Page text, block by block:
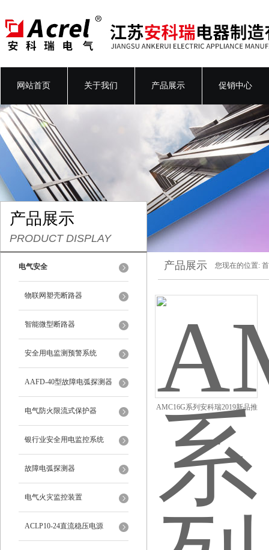
网站首页 关于我们 产品展示 促销中心
产品展示
PRODUCT DISPLAY
电气安全
物联网塑壳断路器
智能微型断路器
安全用电监测预警系统
AAFD-40型故障电弧探测器
电气防火限流式保护器
银行业安全用电监控系统
故障电弧探测器
电气火灾监控装置
ACLP10-24直流稳压电源
产品展示 您现在的位置:
AMC16G系列安科瑞2019新品推
荐银行电气安全治理配电箱